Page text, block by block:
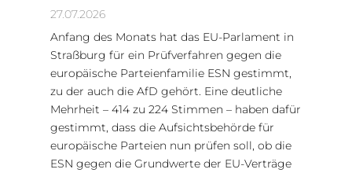
27.07.2026
Anfang des Monats hat das EU-Parlament in
Straßburg für ein Prüfverfahren gegen die
europäische Parteienfamilie ESN gestimmt,
zu der auch die AfD gehört. Eine deutliche
Mehrheit – 414 zu 224 Stimmen – haben dafür
gestimmt, dass die Aufsichtsbehörde für
europäische Parteien nun prüfen soll, ob die
ESN gegen die Grundwerte der EU-Verträge